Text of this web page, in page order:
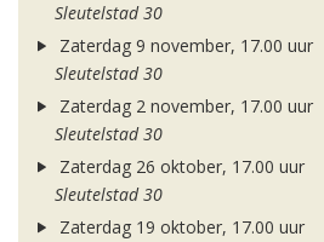
Sleutelstad 30
Zaterdag 9 november, 17.00 uur
Sleutelstad 30
Zaterdag 2 november, 17.00 uur
Sleutelstad 30
Zaterdag 26 oktober, 17.00 uur
Sleutelstad 30
Zaterdag 19 oktober, 17.00 uur